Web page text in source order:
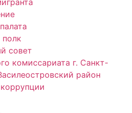
совет
комиссариата г. Санкт-
район